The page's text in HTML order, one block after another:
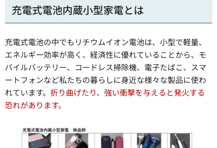
充電式電池内蔵小型家電とは
充電式電池の中でもリチウムイオン電池は、小型で軽量、
エネルギー効率が高く、経済性に優れていることから、モ
バイルバッテリー、コードレス掃除機、電子たばこ、スマ
ートフォンなど私たちの暮らしに身近な様々な製品に使わ
れています。 折り曲げたり、強い衝撃を与えると発火する
恐れがあります。